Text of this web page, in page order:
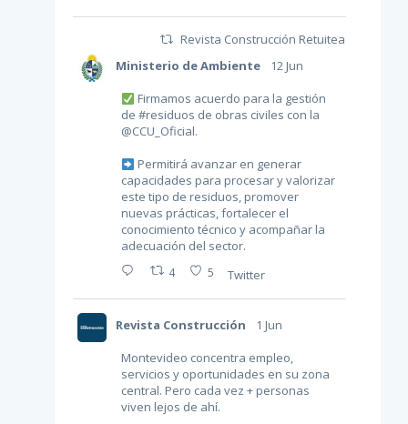
Revista Construcción Retuiteado
Ministerio de Ambiente
12 Jun
Firmamos acuerdo para la gestión
de #residuos de obras civiles con la
@CCU_Oficial.
Permitirá avanzar en generar
capacidades para procesar y valorizar
este tipo de residuos, promover
nuevas prácticas, fortalecer el
conocimiento técnico y acompañar la
adecuación del sector.
4 5 Twitter
Revista Construcción
1 Jun
Montevideo concentra empleo,
servicios y oportunidades en su zona
central. Pero cada vez + personas
viven lejos de ahí.